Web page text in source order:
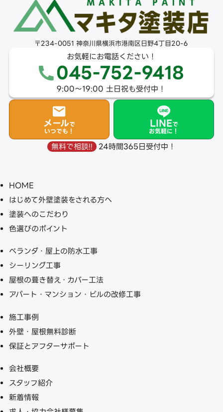
〒234-0051 神奈川県横浜市港南区日野4丁目20-6
お気軽にお電話ください！
045-752-9418
9:00〜19:00 土日祝も受付中！
メールで
いつでも！
LINEで
お気軽に！
無料で相談!! 24時間365日受付中！
HOME
はじめて外壁塗装をされる方へ
塗装へのこだわり
色選びのポイント
ベランダ・屋上の防水工事
シーリング工事
屋根の葺き替え・カバー工法
アパート・マンション・ビルの改修工事
施工事例
外壁・屋根無料診断
保証とアフターサポート
会社概要
スタッフ紹介
新着情報